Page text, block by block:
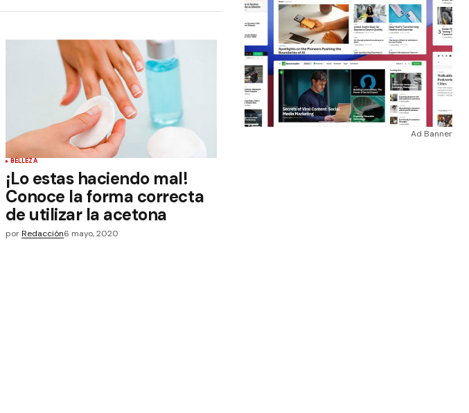
BELLEZA
¡Lo estas haciendo mal!
Conoce la forma correcta
de utilizar la acetona
por Redacción6 mayo, 2020
Ad Banner